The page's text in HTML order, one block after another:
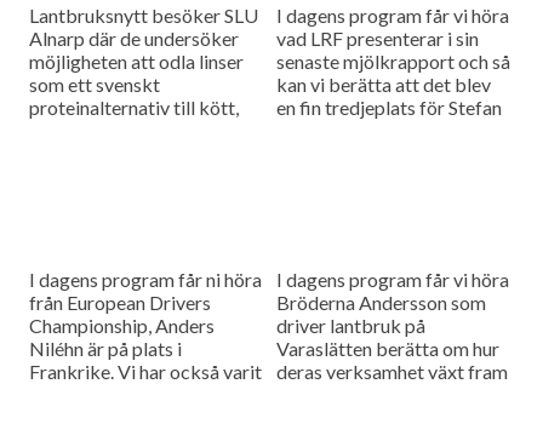
Lantbruksnytt besöker SLU
Alnarp där de undersöker
möjligheten att odla linser
som ett svenskt
proteinalternativ till kött,
I dagens program får vi höra
vad LRF presenterar i sin
senaste mjölkrapport och så
kan vi berätta att det blev
en fin tredjeplats för Stefan
I dagens program får ni höra
från European Drivers
Championship, Anders
Niléhn är på plats i
Frankrike. Vi har också varit
I dagens program får vi höra
Bröderna Andersson som
driver lantbruk på
Varaslätten berätta om hur
deras verksamhet växt fram